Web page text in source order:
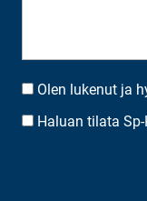
SUOSTUMUS*
Olen lukenut ja
UUTISKIRJEEN
Haluan tilata